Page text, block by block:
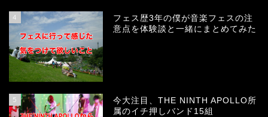
4
フェス歴3年の僕が音楽フェスの注
意点を体験談と一緒にまとめてみた
5
今大注目、THE NINTH APOLLO所
属のイチ押しバンド15組